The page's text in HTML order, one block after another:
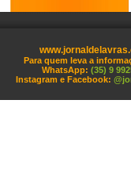
Para quem leva a
WhatsApp: (35) 9
Instagram e Facebook: